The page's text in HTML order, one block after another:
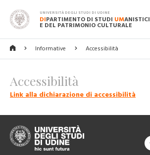
UNIVERSITÀ DEGLI STUDI DI UDINE
DIPARTIMENTO DI STUDI UMANISTICI
E DEL PATRIMONIO CULTURALE
Informative Accessibilità
Accessibilità
Link alla dichiarazione di accessibilità